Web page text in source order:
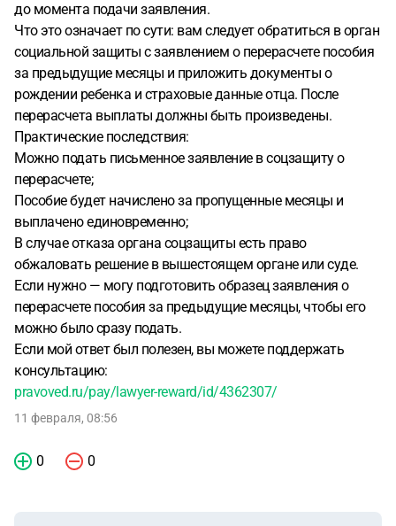
до момента подачи заявления.
Что это означает по сути: вам следует обратиться в орган
социальной защиты с заявлением о перерасчете пособия
за предыдущие месяцы и приложить документы о
рождении ребенка и страховые данные отца. После
перерасчета выплаты должны быть произведены.
Практические последствия:
Можно подать письменное заявление в соцзащиту о
перерасчете;
Пособие будет начислено за пропущенные месяцы и
выплачено единовременно;
В случае отказа органа соцзащиты есть право
обжаловать решение в вышестоящем органе или суде.
Если нужно — могу подготовить образец заявления о
перерасчете пособия за предыдущие месяцы, чтобы его
можно было сразу подать.
Если мой ответ был полезен, вы можете поддержать
консультацию:
pravoved.ru/pay/lawyer-reward/id/4362307/
11 февраля, 08:56
0 0